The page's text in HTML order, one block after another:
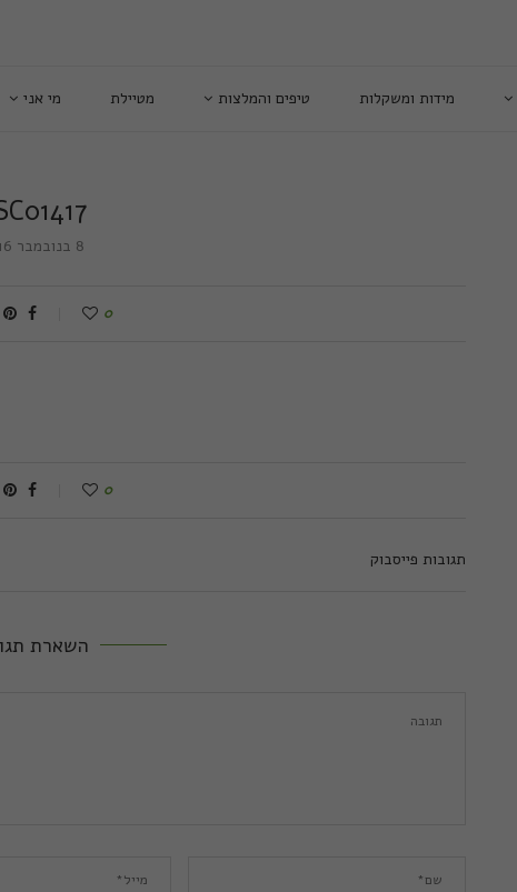
מידות ומשקלות טיפים והמלצות מטיילת מי אני
8 בנובמבר 2016
0
0
תגובות פייסבוק
השארת